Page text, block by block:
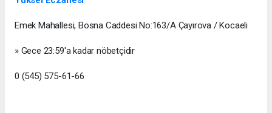
Emek Mahallesi, Bosna Caddesi No:163/A Çayırova / Kocaeli
» Gece 23:59'a kadar nöbetçidir
0 (545) 575-61-66